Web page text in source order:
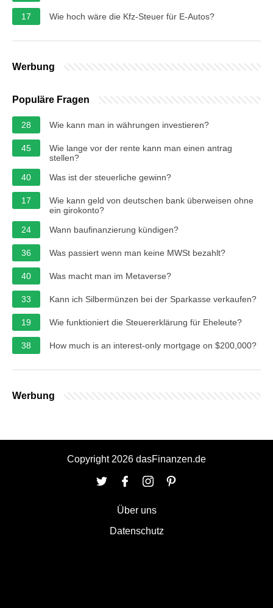
17 Wie hoch wäre die Kfz-Steuer für E-Autos?
Werbung
Populäre Fragen
28 Wie kann man in währungen investieren?
45
Wie lange vor der rente kann man einen antrag
stellen?
40
Was ist der steuerliche gewinn?
17
Wie kann geld von deutschen bank überweisen ohne
ein girokonto?
24
Wann baufinanzierung kündigen?
36 Was passiert wenn man keine MWSt bezahlt?
40 Was macht man im Metaverse?
33 Kann ich Silbermünzen bei der Sparkasse verkaufen?
19 Wie funktioniert die Steuererklärung für Eheleute?
38 How much is an interest-only mortgage on $200,000?
Werbung
Copyright 2026 dasFinanzen.de
Über uns
Datenschutz